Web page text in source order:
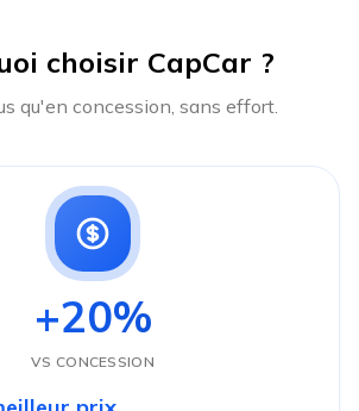
choisir CapCar ?
qu'en concession, sans effort.
+20%
VS CONCESSION